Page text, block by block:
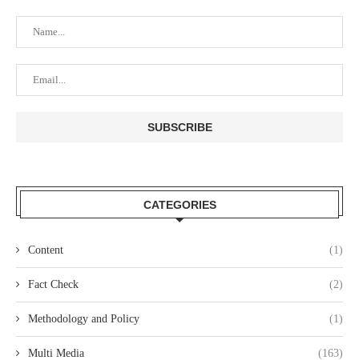
CATEGORIES
Content (1)
Fact Check (2)
Methodology and Policy (1)
Multi Media (163)